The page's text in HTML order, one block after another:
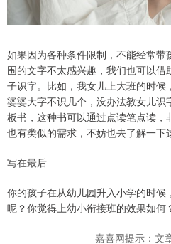
如果因为各种条件限制，不能经常
围的文字不太感兴趣，我们也可以
子识字。比如，我女儿上大班的时
婆婆大字不识几个，没办法教女儿
板书，这种书可以通过点读笔点读
也有类似的需求，不妨也去了解一下
写在最后
你的孩子在从幼儿园升入小学的时候
呢？你觉得上幼小衔接班的效果如何
嘉喜网提示：文